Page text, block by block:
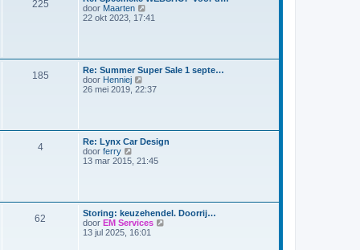
r
i
a
a
t
b
e
r
i
225
door Maarten
e
a
a
t
b
e
i
22 okt 2023, 17:41
185
Re: Summer Super Sale 1 septe…
door Henniej
e
l
a
a
t
b
e
r
i
26 mei 2019, 22:37
4
Re: Lynx Car Design
door ferry
e
a
a
t
13 mar 2015, 21:45
62
Storing: keuzehendel. Doorrij…
door EM Services
13 jul 2025, 16:01